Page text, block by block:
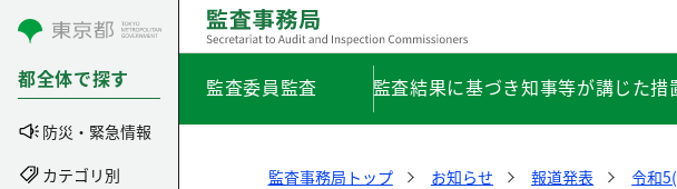
コンテンツにスキップ
都全体で探す
防災・緊急情報
カテゴリ別
監査委員監査 監査結果に基づき知事等が講じた措
監査事務局トップ お知らせ 報道発表 令和